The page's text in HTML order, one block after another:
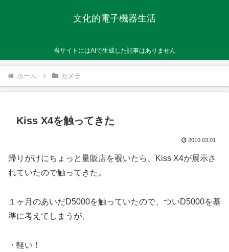
文化的電子機器生活
当サイトにはAIで生成した記事はありません
ホーム カメラ
Kiss X4を触ってきた
2010.03.01
帰りがけにちょっと量販店を覗いたら、Kiss X4が展示さ
れていたので触ってきた。
１ヶ月のあいだD5000を触っていたので、ついD5000を基
準に考えてしまうが、
・軽い！